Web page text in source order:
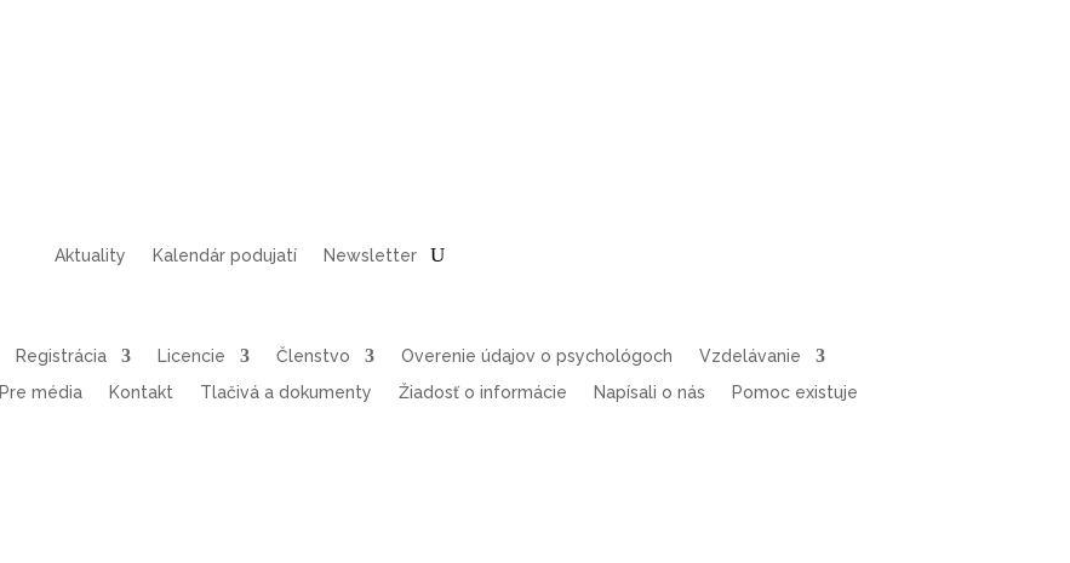
Aktuality Kalendár podujatí Newsletter
Registrácia Licencie Členstvo Overenie údajov o psychológoch
Vzdelávanie
Pre média Kontakt Tlačivá a dokumenty Žiadosť o informácie Napísali o nás Pomoc existuje